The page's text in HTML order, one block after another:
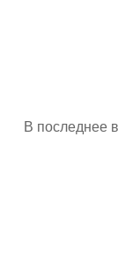
В последнее